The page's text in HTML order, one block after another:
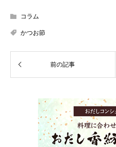
コラム
かつお節